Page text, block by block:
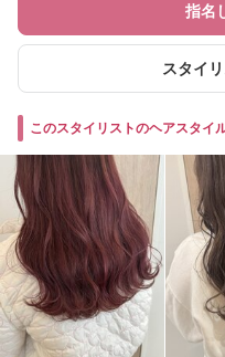
指名
スタイ
このスタイリストのヘアスタイ